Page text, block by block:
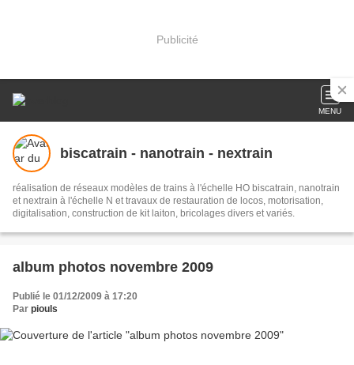
Publicité
MENU
biscatrain - nanotrain - nextrain
réalisation de réseaux modèles de trains à l'échelle HO biscatrain, nanotrain
et nextrain à l'échelle N et travaux de restauration de locos, motorisation,
digitalisation, construction de kit laiton, bricolages divers et variés.
album photos novembre 2009
Publié le 01/12/2009 à 17:20
Par piouls